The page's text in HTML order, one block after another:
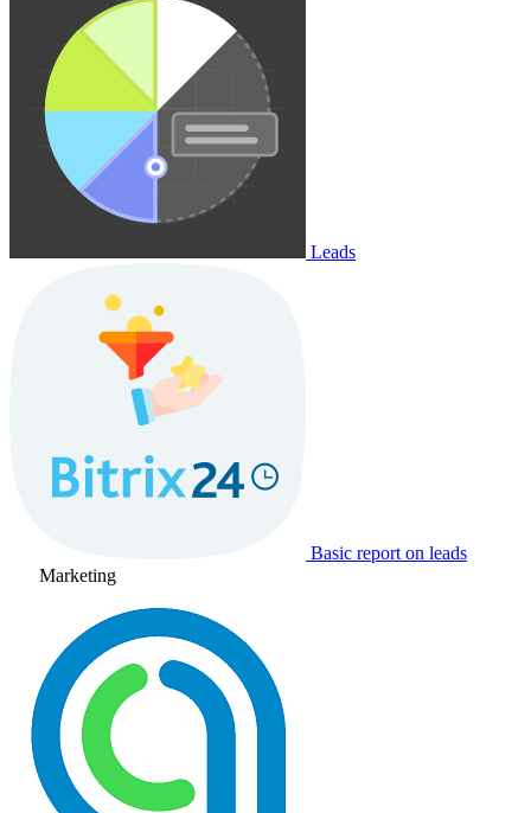
Leads
Basic report on leads
Marketing